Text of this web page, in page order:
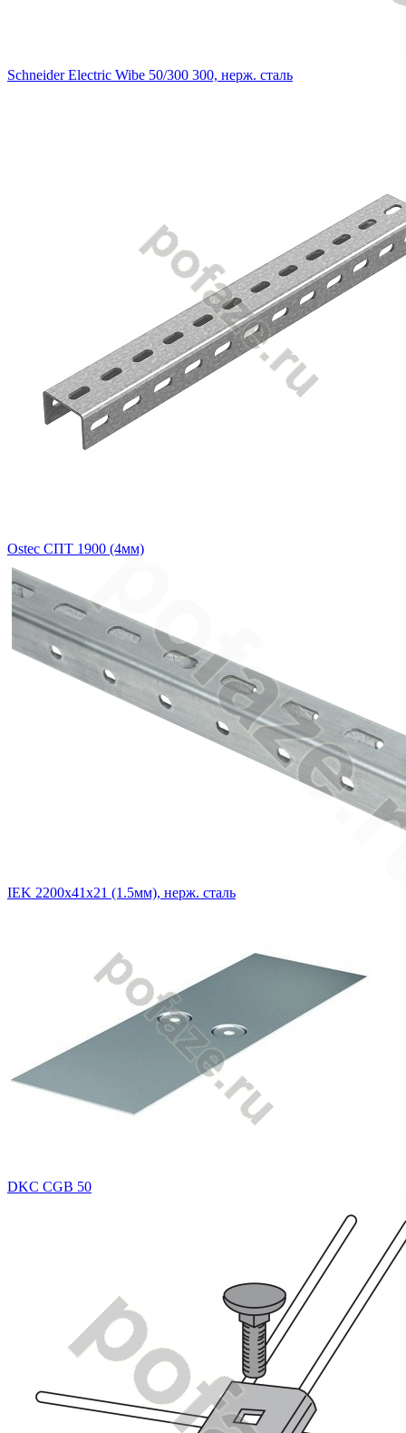
Schneider Electric Wibe 50/300 300, нерж. сталь
Ostec СПТ 1900 (4мм)
IEK 2200х41х21 (1.5мм), нерж. сталь
DKC CGB 50